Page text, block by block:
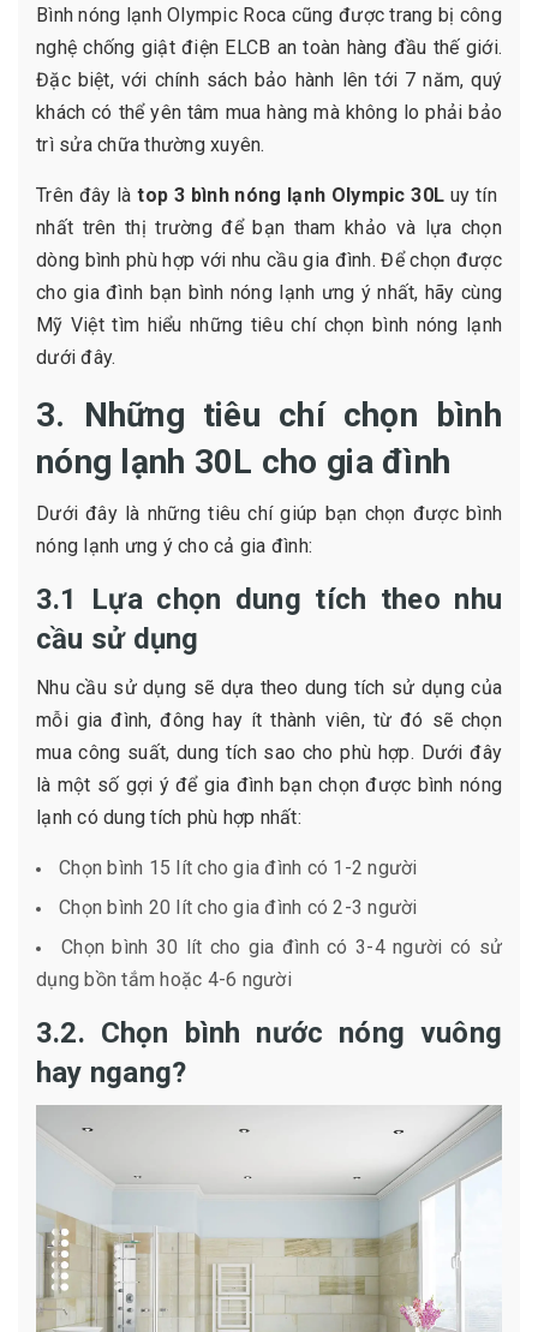
Bình nóng lạnh Olympic Roca cũng được trang bị công
nghệ chống giật điện ELCB an toàn hàng đầu thế giới.
Đặc biệt, với chính sách bảo hành lên tới 7 năm, quý
khách có thể yên tâm mua hàng mà không lo phải bảo
trì sửa chữa thường xuyên.
Trên đây làtop 3 bình nóng lạnh Olympic 30L uy tín
nhất trên thị trường để bạn tham khảo và lựa chọn
dòng bình phù hợp với nhu cầu gia đình. Để chọn được
cho gia đình bạn bình nóng lạnh ưng ý nhất, hãy cùng
Mỹ Việt tìm hiểu những tiêu chí chọn bình nóng lạnh
dưới đây.
3. Những tiêu chí chọn bình
nóng lạnh 30L cho gia đình
Dưới đây là những tiêu chí giúp bạn chọn được bình
nóng lạnh ưng ý cho cả gia đình:
3.1 Lựa chọn dung tích theo nhu
cầu sử dụng
Nhu cầu sử dụng sẽ dựa theo dung tích sử dụng của
mỗi gia đình, đông hay ít thành viên, từ đó sẽ chọn
mua công suất, dung tích sao cho phù hợp. Dưới đây
là một số gợi ý để gia đình bạn chọn được bình nóng
lạnh có dung tích phù hợp nhất:
Chọn bình 15 lít cho gia đình có 1-2 người
Chọn bình 20 lít cho gia đình có 2-3 người
Chọn bình 30 lít cho gia đình có 3-4 người có sử
dụng bồn tắm hoặc 4-6 người
3.2. Chọn bình nước nóng vuông
hay ngang?